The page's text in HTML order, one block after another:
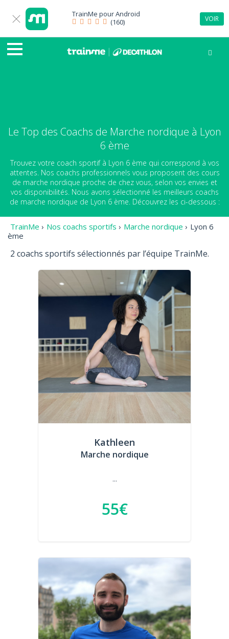
TrainMe pourAndroid
(160)
VOIR
Le Top des Coachs de Marche nordique à Lyon
6 ème
Trouvez votre coach sportif à Lyon 6 ème qui correspond à vos
attentes. Nos coachs professionnels vous proposent des cours
de marche nordique proche de chez vous, selon vos envies et
vos disponibilités. Nous avons sélectionné les meilleurs coachs
de marche nordique de Lyon 6 ème. Découvrez les ci-dessous :
TrainMe › Nos coachs sportifs › Marche nordique › Lyon 6
ème
2 coachs sportifs sélectionnés par l’équipe TrainMe.
Kathleen
Marche nordique
...
55€